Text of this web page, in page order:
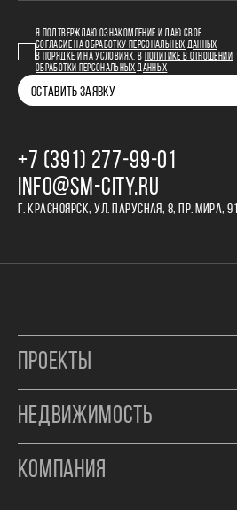
Я ПОДТВЕРЖДАЮ ОЗНАКОМЛЕНИЕ И ДАЮ СВОЕ
СОГЛАСИЕ НА ОБРАБОТКУ ПЕРСОНАЛЬНЫХ ДАННЫХ
В ПОРЯДКЕ И НА УСЛОВИЯХ, В
ПОЛИТИКЕ В ОТНОШЕНИИ
ОБРАБОТКИ ПЕРСОНАЛЬНЫХ ДАННЫХ
ОСТАВИТЬ ЗАЯВКУ
+7 (391) 277‒99‒01
INFO@SM-CITY.RU
Г. КРАСНОЯРСК, УЛ. ПАРУСНАЯ, 8, ПР. МИРА, 91
ПРОЕКТЫ
НЕДВИЖИМОСТЬ
КОМПАНИЯ